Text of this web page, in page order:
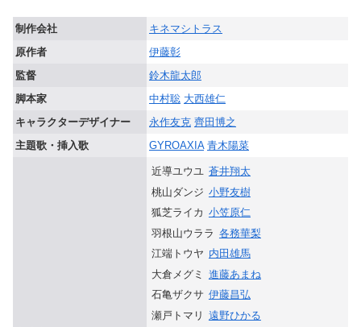
制作会社
キネマシトラス
原作者
伊藤彰
監督
鈴木龍太郎
脚本家
中村聡 大西雄仁
キャラクターデザイナー
永作友克 齊田博之
主題歌・挿入歌
GYROAXIA 青木陽菜
近導ユウユ 蒼井翔太
桃山ダンジ 小野友樹
狐芝ライカ 小笠原仁
羽根山ウララ 各務華梨
江端トウヤ 内田雄馬
大倉メグミ
進藤あまね
石亀ザクサ 伊藤昌弘
瀬戸トマリ 遠野ひかる